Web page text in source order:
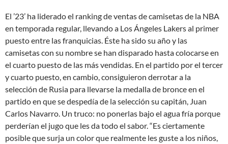
El ’23’ ha liderado el ranking de ventas de camisetas de la NBA
en temporada regular, llevando a Los Ángeles Lakers al primer
puesto entre las franquicias. Éste ha sido su año y las
camisetas con su nombre se han disparado hasta colocarse en
el cuarto puesto de las más vendidas. En el partido por el tercer
y cuarto puesto, en cambio, consiguieron derrotar a la
selección de Rusia para llevarse la medalla de bronce en el
partido en que se despedía de la selección su capitán, Juan
Carlos Navarro. Un truco: no ponerlas bajo el agua fría porque
perderían el jugo que les da todo el sabor. “Es ciertamente
posible que surja un color que realmente les guste a los niños,